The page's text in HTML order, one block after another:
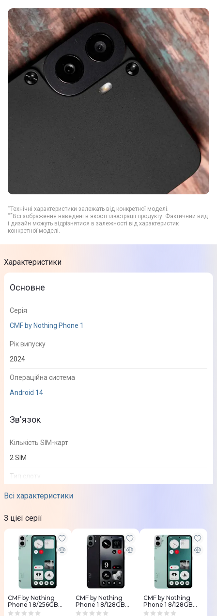
*Технічні характеристики залежать від конкретної моделі.
** Всі зображення наведені в якості ілюстрації продукту. Фактичний вид
і дизайн можуть відрізнятися в залежності від характеристик
конкретної моделі.
Характеристики
Всі характеристики
Основне
Серія
CMF by Nothing Phone 1
Рік випуску
2024
Операційна система
Android 14
Зв'язок
Кількість SIM-карт
2 SIM
Тип слоту
SIM + SIM or MicroSD
2G
4G (LTE)
Екран
Тип екрану
З цієї серії
CMF by Nothing
Phone 1 8/256GB
(Light Green)
CMF by Nothing
Phone 1 8/128GB
(Black)
CMF by Nothing
Phone 1 8/128GB
(Light Green)